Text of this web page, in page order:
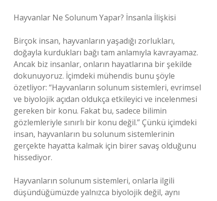
Hayvanlar Ne Solunum Yapar? İnsanla İlişkisi
Birçok insan, hayvanların yaşadığı zorlukları,
doğayla kurdukları bağı tam anlamıyla kavrayamaz.
Ancak biz insanlar, onların hayatlarına bir şekilde
dokunuyoruz. İçimdeki mühendis bunu şöyle
özetliyor: “Hayvanların solunum sistemleri, evrimsel
ve biyolojik açıdan oldukça etkileyici ve incelenmesi
gereken bir konu. Fakat bu, sadece bilimin
gözlemleriyle sınırlı bir konu değil.” Çünkü içimdeki
insan, hayvanların bu solunum sistemlerinin
gerçekte hayatta kalmak için birer savaş olduğunu
hissediyor.
Hayvanların solunum sistemleri, onlarla ilgili
düşündüğümüzde yalnızca biyolojik değil, aynı